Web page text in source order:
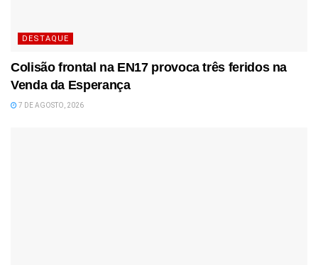
DESTAQUE
Colisão frontal na EN17 provoca três feridos na
Venda da Esperança
7 DE AGOSTO, 2026